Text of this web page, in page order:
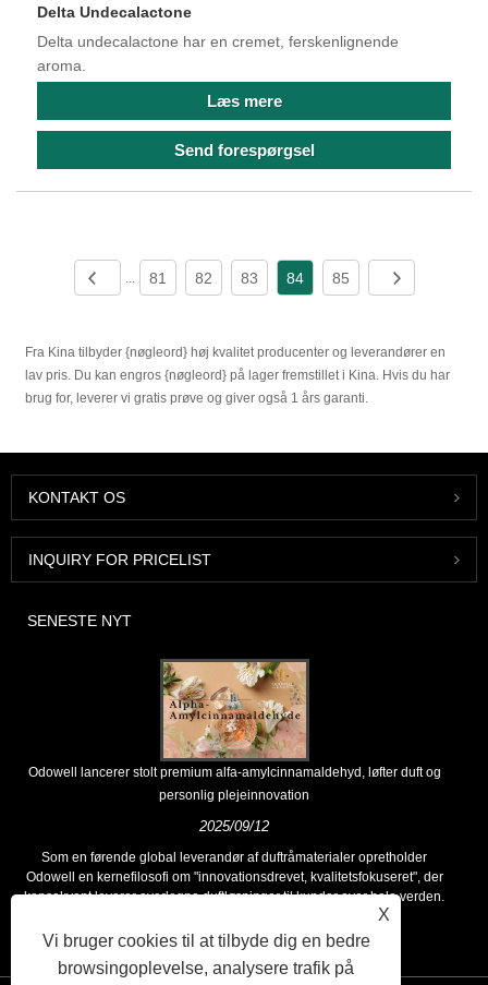
Delta Undecalactone
Delta undecalactone har en cremet, ferskenlignende
aroma.
Læs mere
Send forespørgsel
... 81 82 83 84 85
Fra Kina tilbyder {nøgleord} høj kvalitet producenter og leverandører en
lav pris. Du kan engros {nøgleord} på lager fremstillet i Kina. Hvis du har
brug for, leverer vi gratis prøve og giver også 1 års garanti.
KONTAKT OS
INQUIRY FOR PRICELIST
SENESTE NYT
Odowell lancerer stolt premium alfa-amylcinnamaldehyd, løfter duft og
personlig plejeinnovation
2025/09/12
Som en førende global leverandør af duftråmaterialer opretholder
Odowell en kernefilosofi om "innovationsdrevet, kvalitetsfokuseret", der
konsekvent leverer overlegne duftløsninger til kunder over hele verden.
X
Vi bruger cookies til at tilbyde dig en bedre
browsingoplevelse, analysere trafik på